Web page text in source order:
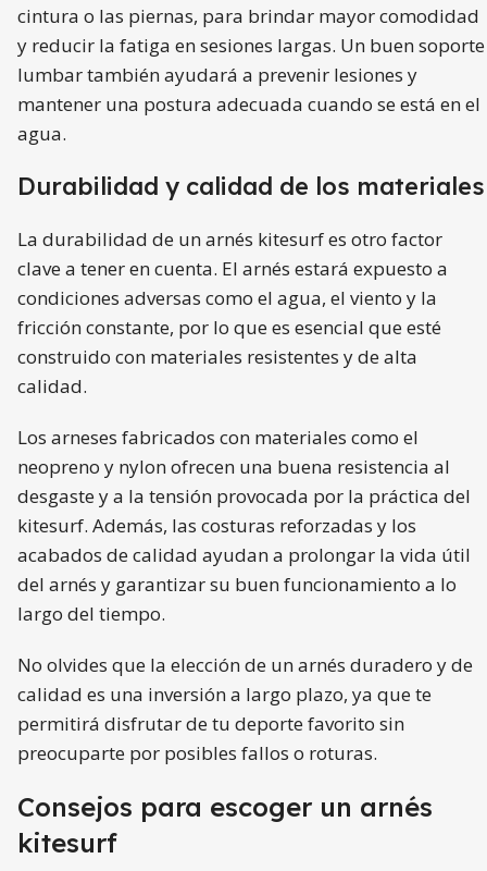
cintura o las piernas, para brindar mayor comodidad
y reducir la fatiga en sesiones largas. Un buen soporte
lumbar también ayudará a prevenir lesiones y
mantener una postura adecuada cuando se está en el
agua.
Durabilidad y calidad de los materiales
La durabilidad de un arnés kitesurf es otro factor
clave a tener en cuenta. El arnés estará expuesto a
condiciones adversas como el agua, el viento y la
fricción constante, por lo que es esencial que esté
construido con materiales resistentes y de alta
calidad.
Los arneses fabricados con materiales como el
neopreno y nylon ofrecen una buena resistencia al
desgaste y a la tensión provocada por la práctica del
kitesurf. Además, las costuras reforzadas y los
acabados de calidad ayudan a prolongar la vida útil
del arnés y garantizar su buen funcionamiento a lo
largo del tiempo.
No olvides que la elección de un arnés duradero y de
calidad es una inversión a largo plazo, ya que te
permitirá disfrutar de tu deporte favorito sin
preocuparte por posibles fallos o roturas.
Consejos para escoger un arnés
kitesurf